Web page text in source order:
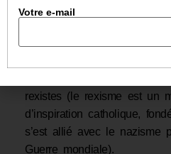
faire objet de campagnes
réseaux sociaux de la part
alliés d’extrême gauche.
rexistes (le rexisme est un
d’inspiration catholique,
s’est allié avec le nazisme
Guerre mondiale).
Votre e-mail